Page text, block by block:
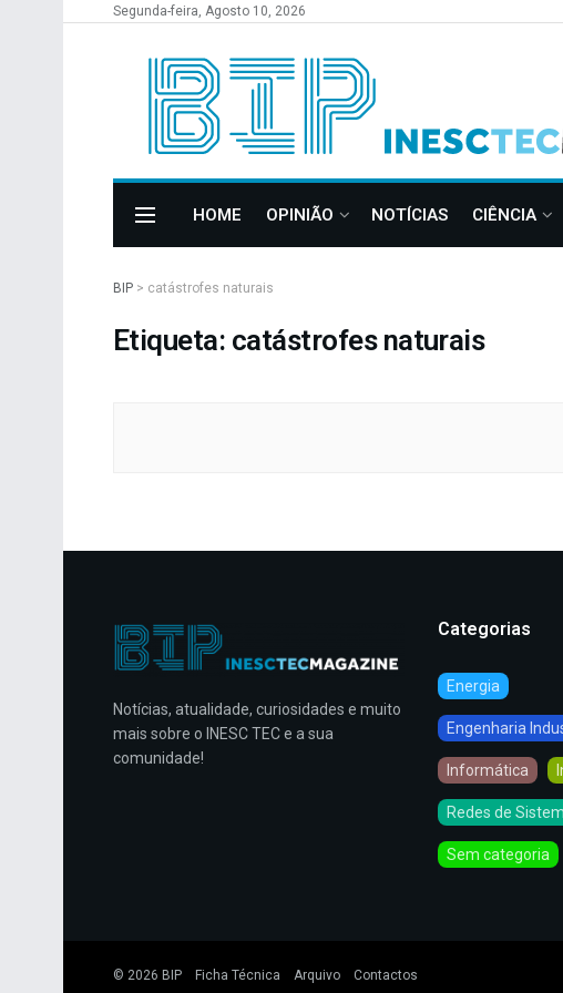
Segunda-feira, Agosto 10, 2026
HOME OPINIÃO NOTÍCIAS CIÊNCIA
BIP > catástrofes naturais
Etiqueta: catástrofes naturais
Notícias, atualidade, curiosidades e muito
mais sobre o INESC TEC e a sua
comunidade!
Categorias
Energia
Engenharia
Informática
Redes de
Sem categoria
© 2026 BIP Ficha Técnica Arquivo Contactos